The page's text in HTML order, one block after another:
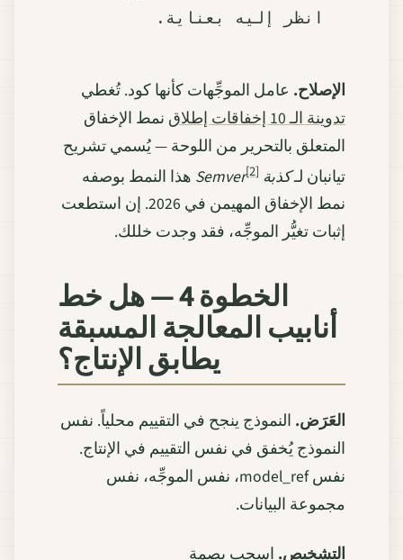
انظر إليه بعناية.
الإصلاح. عامل الموجِّهات كأنها كود. تُغطي
تدوينة الـ 10 إخفاقات إطلاق
نمط الإخفاق
المتعلق بالتحرير من اللوحة — يُسمي تشريح
تيانبان لـكذبة Semver [2]
هذا النمط بوصفه
نمط الإخفاق المهيمن في 2026. إن استطعت
إثبات تغيُّر الموجِّه، فقد وجدت خللك.
الخطوة 4 — هل خط
أنابيب المعالجة المسبقة
يطابق الإنتاج؟
العَرَض. النموذج ينجح في التقييم محلياً. نفس
النموذج يُخفق في نفس التقييم في الإنتاج.
نفس model_ref، نفس الموجِّه، نفس
مجموعة البيانات.
التشخيص. اسحب بصمة